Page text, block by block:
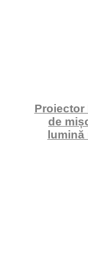
Proiector
de
lumină